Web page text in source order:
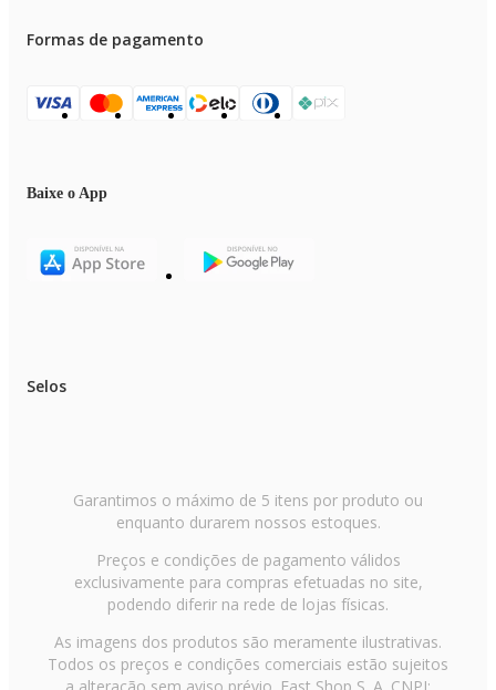
Formas de pagamento
Baixe o App
Selos
Garantimos o máximo de 5 itens por produto ou
enquanto durarem nossos estoques.
Preços e condições de pagamento válidos
exclusivamente para compras efetuadas no site,
podendo diferir na rede de lojas físicas.
As imagens dos produtos são meramente ilustrativas.
Todos os preços e condições comerciais estão sujeitos